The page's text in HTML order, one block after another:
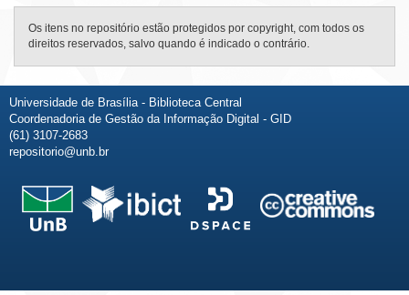
Os itens no repositório estão protegidos por copyright, com todos os
direitos reservados, salvo quando é indicado o contrário.
Universidade de Brasília - Biblioteca Central
Coordenadoria de Gestão da Informação Digital - GID
(61) 3107-2683
repositorio@unb.br